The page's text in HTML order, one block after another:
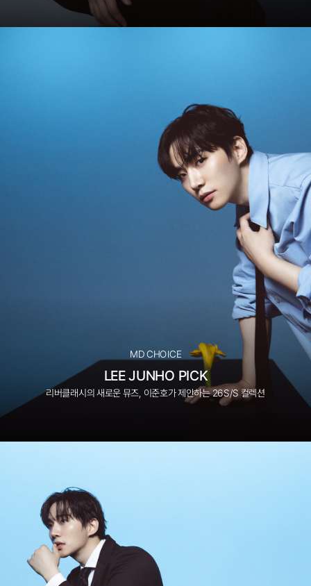
MD CHOICE
LEE JUNHO PICK
리버클래시의 새로운 뮤즈, 이준호가 제안하는 26S/S 컬렉션